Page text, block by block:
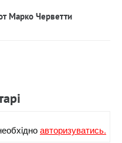
Марко Черветти
авторизуватись.